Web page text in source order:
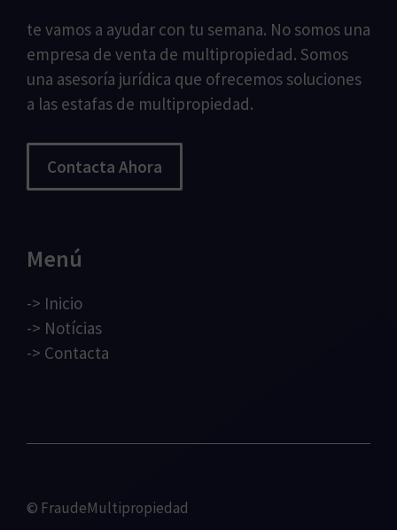
te vamos a ayudar con tu semana. No somos una
empresa de venta de multipropiedad. Somos
una asesoría jurídica que ofrecemos soluciones
a las estafas de multipropiedad.
Contacta Ahora
Menú
-> Inicio
-> Notícias
-> Contacta
© FraudeMultipropiedad